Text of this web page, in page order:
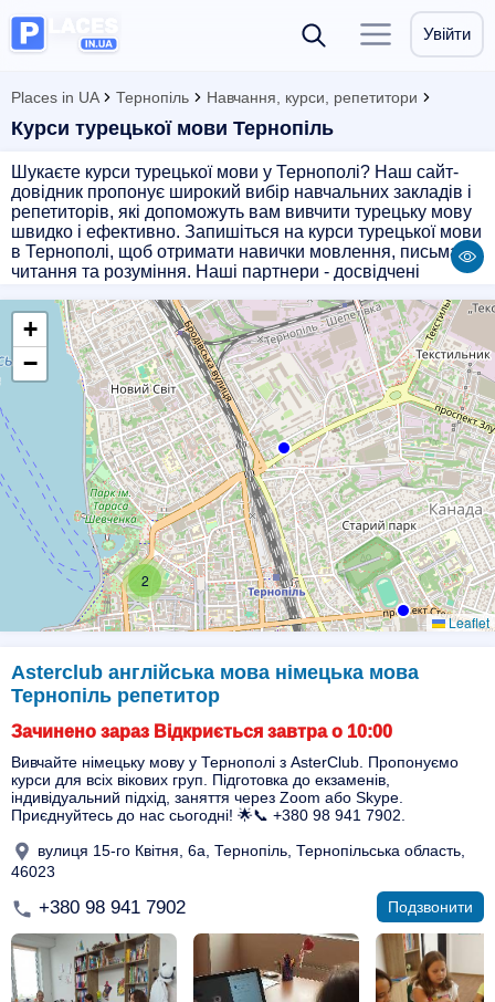
Увійти
Places in UA Тернопіль Навчання, курси, репетитори
Курси турецької мови Тернопіль
Шукаєте курси турецької мови у Тернополі? Наш сайт-
довідник пропонує широкий вибір навчальних закладів і
репетиторів, які допоможуть вам вивчити турецьку мову
швидко і ефективно. Запишіться на курси турецької мови
в Тернополі, щоб отримати навички мовлення, письма,
читання та розуміння. Наші партнери - досвідчені
рівня підготовки. Оберіть курси турецької мови у
Тернополі на нашому сайті і почніть вивчати мову, яка
вас цікавить!
2
+
−
Leaflet
Asterclub англійська мова німецька мова
Тернопіль репетитор
Зачинено зараз Відкриється завтра о 10:00
Вивчайте німецьку мову у Тернополі з AsterClub. Пропонуємо
курси для всіх вікових груп. Підготовка до екзаменів,
індивідуальний підхід, заняття через Zoom або Skype.
Приєднуйтесь до нас сьогодні! 🌟📞 +380 98 941 7902.
вулиця 15-го Квітня, 6а, Тернопіль, Тернопільська область,
46023
+380 98 941 7902 Подзвонити